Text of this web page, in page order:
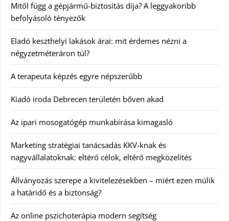
Mitől függ a gépjármű-biztosítás díja? A leggyakoribb
befolyásoló tényezők
Eladó keszthelyi lakások árai: mit érdemes nézni a
négyzetméteráron túl?
A terapeuta képzés egyre népszerűbb
Kiadó iroda Debrecen területén bőven akad
Az ipari mosogatógép munkabírása kimagasló
Marketing stratégiai tanácsadás KKV-knak és
nagyvállalatoknak: eltérő célok, eltérő megközelítés
Állványozás szerepe a kivitelezésekben – miért ezen múlik
a határidő és a biztonság?
Az online pszichoterápia modern segítség